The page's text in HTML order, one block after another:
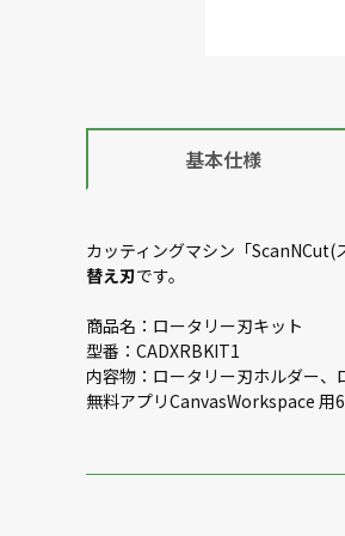
基本仕様
カッティングマシン「ScanNCut(
替え刃です。
商品名：ロータリー刃キット
型番：CADXRBKIT1
内容物：ロータリー刃ホルダー、
無料アプリCanvasWorkspace 用